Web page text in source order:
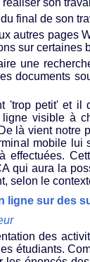
son
final de son
autres pages
sur certaines
une
documents
'trop petit' et il
visible à
là vient notre
mobile lui
effectuées.
qui aura la
selon le
ligne sur des
des
étudiants.